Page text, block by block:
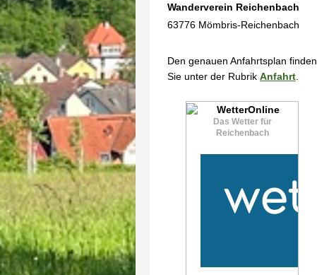
Wanderverein Reichenbach
63776 Mömbris-Reichenbach
Den genauen Anfahrtsplan finden
Sie unter der Rubrik Anfahrt.
Das Wetter für
Reichenbach